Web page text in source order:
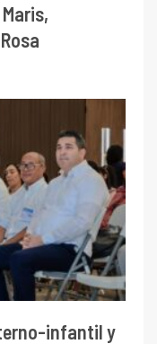
infantil y